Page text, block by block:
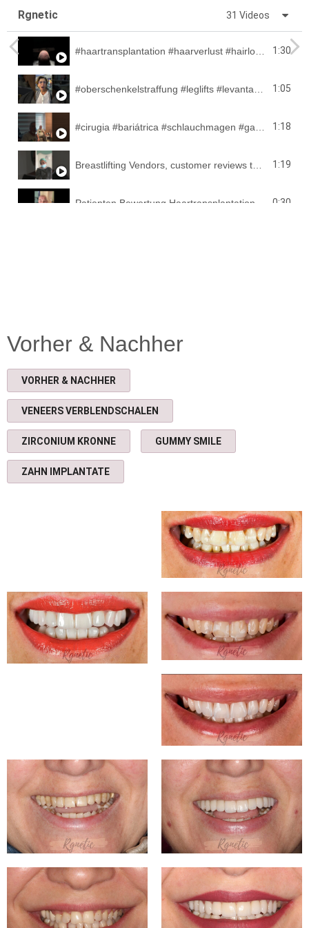
Rgnetic 31 Videos
1:30
1:05
1:18
1:19
0:30
FUE Haartransplantation Istanbul
Magen OP
cirugía bariátrica
Hollywood Smile Veneers 2:40
Anbieterbewertungen von Kunden für Kunden 2:25
Haartransplantation Patienten Bewertung Herr Litvan 1:24
Operative Lipödem Behandlung Anbieterbewertungenvon Patienten für Patienten 5:03
LIPÖDEM FETTABSAUGUNG MIT VAZER LIPOSUKTION
#vazer #liposuktion mit Body Shape (Körperformung) 1:05
9 Symptome zu einem Lipödem #short #youtubeshort 0:16
Bauchstraffung Op 1:06
İlona breast after op interview
#rgnetic #BBL ( Brasilien Butt Lift) #patienten 3:59
Vorher & Nachher
VORHER & NACHHER
VENEERS VERBLENDSCHALEN
ZIRCONIUM KRONNE GUMMY SMILE
ZAHN IMPLANTATE